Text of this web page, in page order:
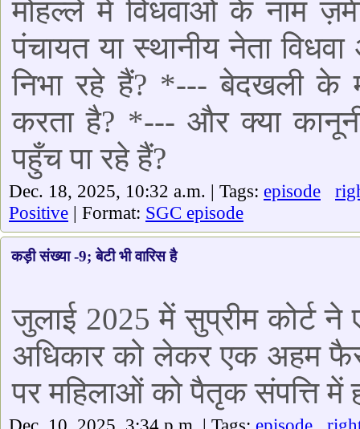
मोहल्ले में विधवाओं के नाम
पंचायत या स्थानीय नेता
निभा रहे हैं? *--- बेदखली के
करता है? *--- और क्या
पहुँच पा रहे हैं?
Dec. 18, 2025, 10:32 a.m. | Tags: episode
Positive | Format: SGC episode
कड़ी संख्या -9; बेटी भी वारिस है
जुलाई 2025 में सुप्रीम कोर्ट
अधिकार को लेकर एक अहम
पर महिलाओं को पैतृक संपत्ति